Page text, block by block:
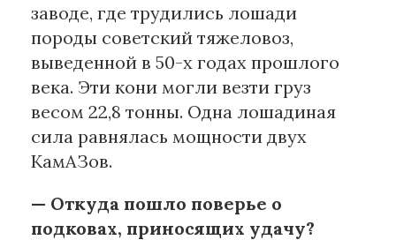
заводе, где трудились лошади
породы советский тяжеловоз,
выведенной в 50-х годах прошлого
века. Эти кони могли везти груз
весом 22,8 тонны. Одна лошадиная
сила равнялась мощности двух
КамАЗов.
— Откуда пошло поверье о
подковах, приносящих удачу?